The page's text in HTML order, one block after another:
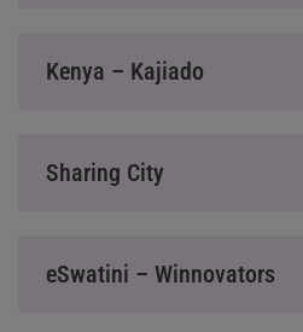
Kenya – Kajiado
Sharing City
eSwatini – Winnovators